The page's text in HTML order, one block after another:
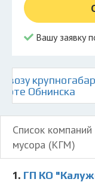
Вашу заявку
Обнинска
Список компаний
мусора (КГМ)
1. ГП КО "Калужский